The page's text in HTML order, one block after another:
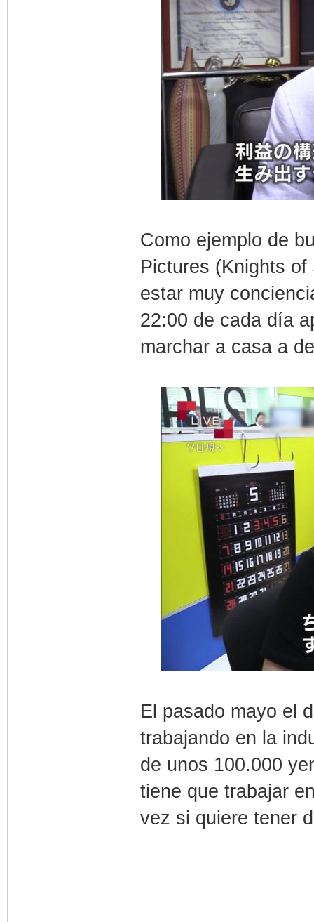
Como ejemplo de
Pictures (Knights
estar muy
22:00 de cada día
marchar a casa a
El pasado mayo el
trabajando en la
de unos 100.000
tiene que trabajar
vez si quiere tener